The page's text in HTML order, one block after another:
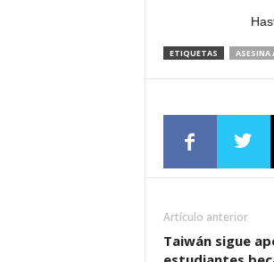
ETIQUETAS ASESINA
Artículo anterior
Taiwán sigue